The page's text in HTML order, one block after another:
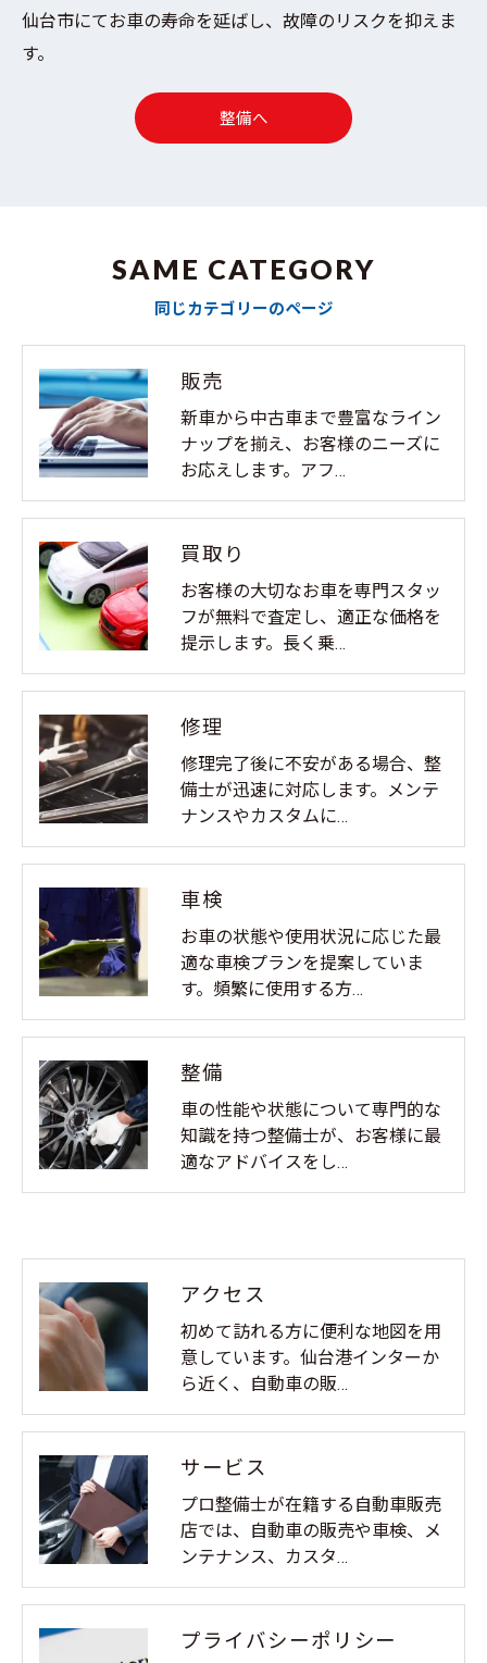
仙台市にてお車の寿命を延ばし、故障のリスクを抑えま
す。
整備へ
同じカテゴリーのページ
SAME CATEGORY
販売
新車から中古車まで豊富なライン
ナップを揃え、お客様のニーズに
お応えします。アフ…
買取り
お客様の大切なお車を専門スタッ
フが無料で査定し、適正な価格を
提示します。長く乗…
修理
修理完了後に不安がある場合、整
備士が迅速に対応します。メンテ
ナンスやカスタムに…
車検
お車の状態や使用状況に応じた最
適な車検プランを提案していま
す。頻繁に使用する方…
整備
車の性能や状態について専門的な
知識を持つ整備士が、お客様に最
適なアドバイスをし…
アクセス
初めて訪れる方に便利な地図を用
意しています。仙台港インターか
ら近く、自動車の販…
サービス
プロ整備士が在籍する自動車販売
店では、自動車の販売や車検、メ
ンテナンス、カスタ…
プライバシーポリシー